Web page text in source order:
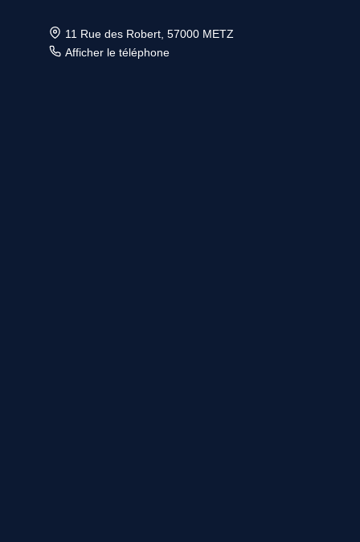
11 Rue des Robert, 57000 METZ
Afficher le téléphone